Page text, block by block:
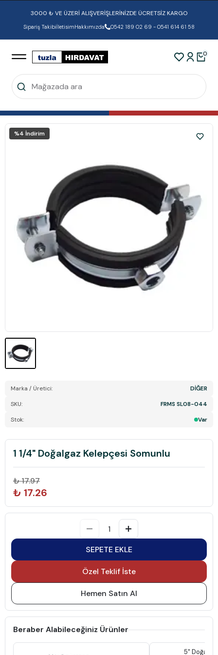
3000 ₺ VE ÜZERİ ALIŞVERİŞLERİNİZDE ÜCRETSİZ KARGO
Sipariş TakibiİletisimHakkımızda 0542 189 02 69 - 0541 614 61 58
0
%4 İndirim
Marka / Üretici:
DİĞER
SKU:
FRMS SL08-044
Stok:
Var
1 1/4" Doğalgaz Kelepçesi Somunlu
₺ 17.97
₺ 17.26
SEPETE EKLE
Özel Teklif İste
Hemen Satın Al
Beraber Alabileceğiniz Ürünler
5"